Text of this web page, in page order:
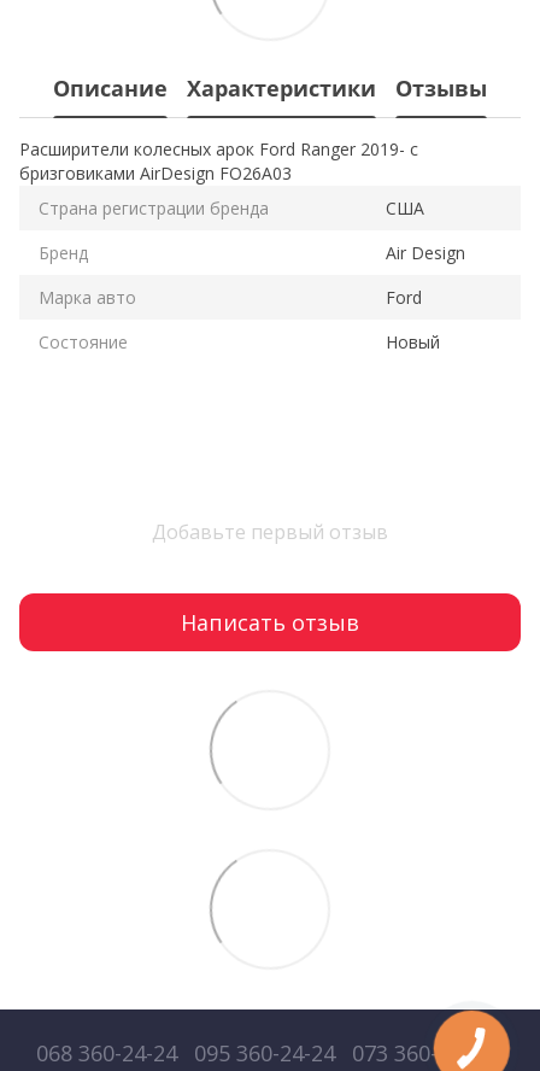
Описание Характеристики Отзывы
Расширители колесных арок Ford Ranger 2019- с
бризговиками AirDesign FO26A03
Страна регистрации бренда
США
Бренд
Air Design
Марка авто
Ford
Состояние
Новый
Добавьте первый отзыв
Написать отзыв
068 360-24-24 095 360-24-24 073 360-24-24